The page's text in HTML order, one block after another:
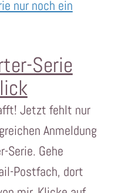
Serie
Jetzt fehlt nur
Anmeldung
Serie. Gehe
Postfach, dort